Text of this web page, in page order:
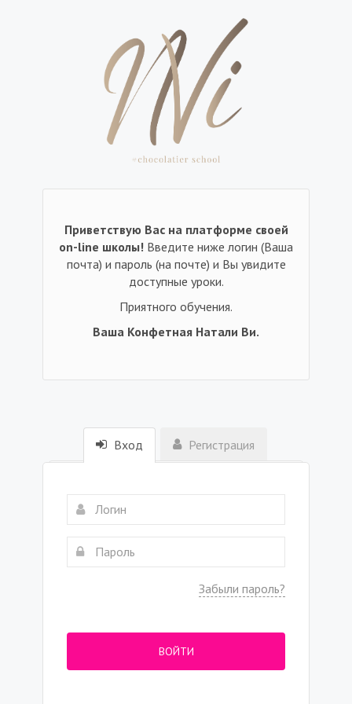
Приветствую Вас на платформе своей
on-line школы! Введите ниже логин (Ваша
почта) и пароль (на почте) и Вы увидите
доступные уроки.
Приятного обучения.
Ваша Конфетная Натали Ви.
Вход Регистрация
Забыли пароль?
ВОЙТИ